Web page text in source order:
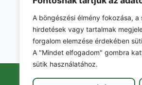
A böngészési élmény fokozása,
hirdetések vagy tartalmak
forgalom elemzése érdekében
A "Mindet elfogadom" gombra
sütik használatához.
https://flowers-
#ceglédbercel